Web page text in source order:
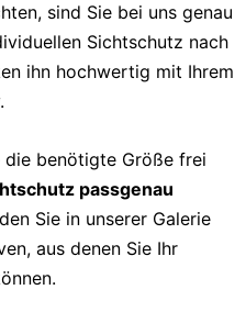
sind Sie bei uns genau
Sichtschutz nach
ihn hochwertig mit Ihrem
die benötigte Größe frei
passgenau
Sie in unserer Galerie
aus denen Sie Ihr